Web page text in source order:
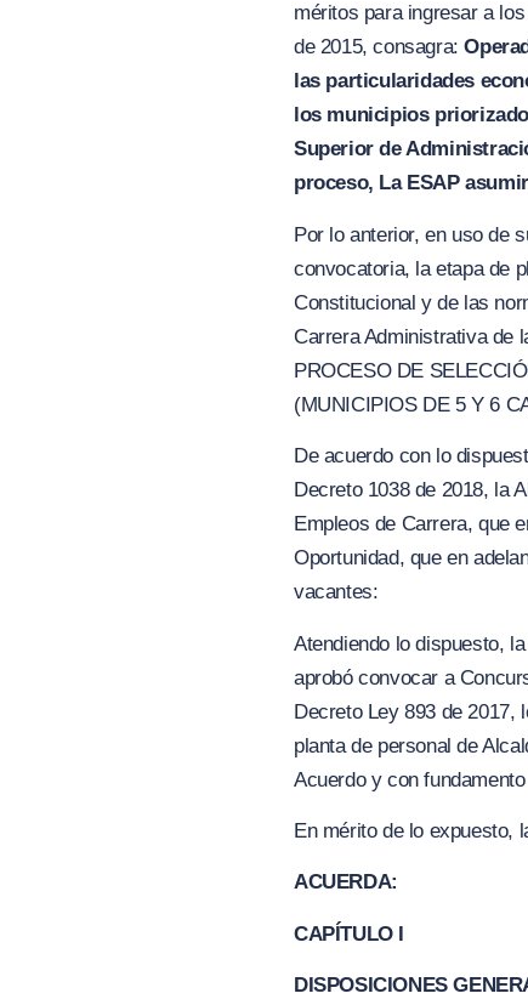
méritos para ingresar a
de 2015, consagra:
las particularidades
los municipios
Superior de
proceso, La ESAP
Por lo anterior, en uso de
convocatoria, la etapa de
Constitucional y de las
Carrera Administrativa de
PROCESO DE
(MUNICIPIOS DE 5 Y 6
De acuerdo con lo
Decreto 1038 de 2018, la
Empleos de Carrera, que
Oportunidad, que en
vacantes:
Atendiendo lo dispuesto,
aprobó convocar a
Decreto Ley 893 de 2017,
planta de personal de
Acuerdo y con
En mérito de lo expuesto,
ACUERDA:
CAPÍTULO I
DISPOSICIONES